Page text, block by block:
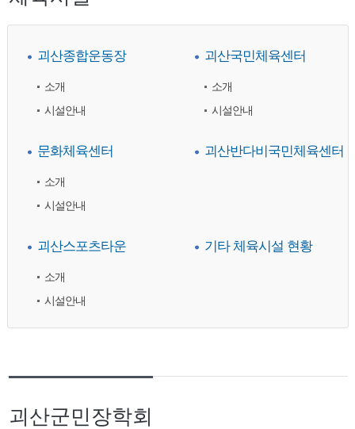
괴산종합운동장
소개
시설안내
괴산국민체육센터
소개
시설안내
문화체육센터
소개
시설안내
괴산반다비국민체육센터
괴산스포츠타운
소개
시설안내
기타 체육시설 현황
괴산군민장학회